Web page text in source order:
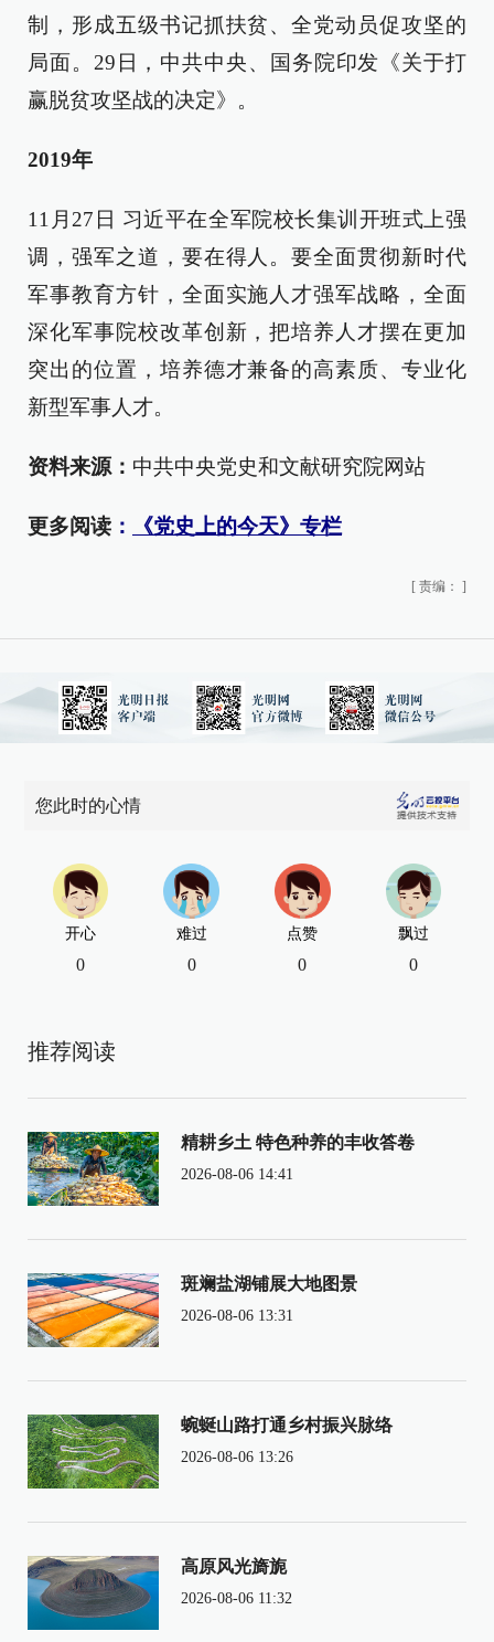
制，形成五级书记抓扶贫、全党动员促攻坚的
局面。29日，中共中央、国务院印发《关于打
赢脱贫攻坚战的决定》。
2019年
11月27日 习近平在全军院校长集训开班式上强
调，强军之道，要在得人。要全面贯彻新时代
军事教育方针，全面实施人才强军战略，全面
深化军事院校改革创新，把培养人才摆在更加
突出的位置，培养德才兼备的高素质、专业化
新型军事人才。
资料来源： 中共中央党史和文献研究院网站
更多阅读 ： 《党史上的今天》专栏
[ 责编： ]
您此时的心情
开心
0
难过
0
点赞
0
飘过
0
推荐阅读
精耕乡土 特色种养的丰收答卷
2026-08-06 14:41
斑斓盐湖铺展大地图景
2026-08-06 13:31
蜿蜒山路打通乡村振兴脉络
2026-08-06 13:26
高原风光旖旎
2026-08-06 11:32